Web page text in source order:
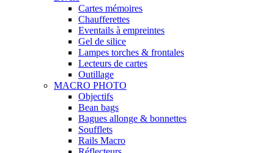
Cartes mémoires
Chaufferettes
Eventails à empreintes
Gel de silice
Lampes torches & frontales
Lecteurs de cartes
Outillage
MACRO PHOTO
Objectifs
Bean bags
Bagues allonge & bonnettes
Soufflets
Rails Macro